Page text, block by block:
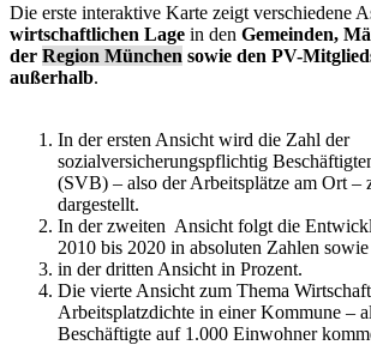
Die erste interaktive Karte zeigt verschiedene
wirtschaftlichen Lage in den Gemeinden,
der Region München sowie den PV-
außerhalb.
In der ersten Ansicht wird die Zahl der
sozialversicherungspflichtig
(SVB) – also der Arbeitsplätze am Ort –
dargestellt.
In der zweiten Ansicht folgt die
2010 bis 2020 in absoluten Zahlen sowie
in der dritten Ansicht in Prozent.
Die vierte Ansicht zum Thema
Arbeitsplatzdichte in einer Kommune –
Beschäftigte auf 1.000 Einwohner